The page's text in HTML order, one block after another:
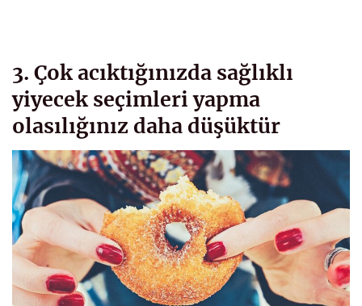
3. Çok acıktığınızda sağlıklı
yiyecek seçimleri yapma
olasılığınız daha düşüktür